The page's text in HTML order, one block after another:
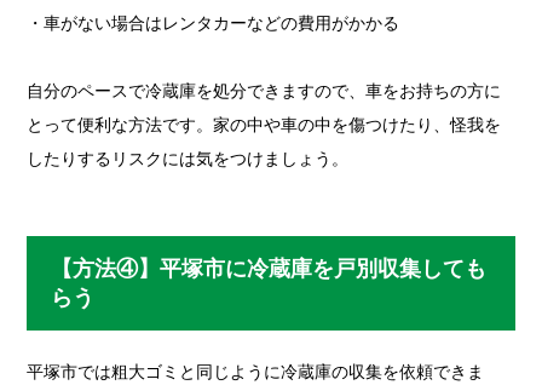
・車がない場合はレンタカーなどの費用がかかる
自分のペースで冷蔵庫を処分できますので、車をお持ちの方に
とって便利な方法です。家の中や車の中を傷つけたり、怪我を
したりするリスクには気をつけましょう。
【方法④】平塚市に冷蔵庫を戸別収集しても
らう
平塚市では粗大ゴミと同じように冷蔵庫の収集を依頼できま